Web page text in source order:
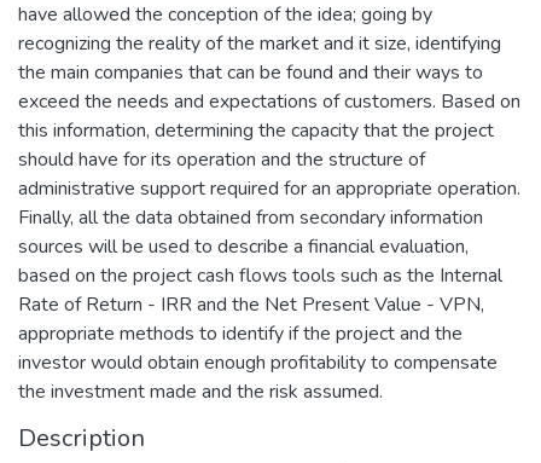
have allowed the conception of the idea; going by
recognizing the reality of the market and it size, identifying
the main companies that can be found and their ways to
exceed the needs and expectations of customers. Based on
this information, determining the capacity that the project
should have for its operation and the structure of
administrative support required for an appropriate operation.
Finally, all the data obtained from secondary information
sources will be used to describe a financial evaluation,
based on the project cash flows tools such as the Internal
Rate of Return - IRR and the Net Present Value - VPN,
appropriate methods to identify if the project and the
investor would obtain enough profitability to compensate
the investment made and the risk assumed.
Description